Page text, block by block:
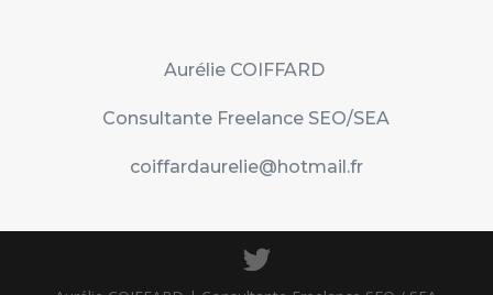
Aurélie COIFFARD
Consultante Freelance SEO/SEA
coiffardaurelie@hotmail.fr